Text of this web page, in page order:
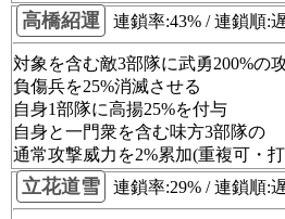
高橋紹運 連鎖率:43% / 連鎖順:
対象を含む敵3部隊に武勇200%の
負傷兵を25%消滅させる
自身1部隊に高揚25%を付与
自身と一門衆を含む味方3部隊の
通常攻撃威力を2%累加(重複可・
立花道雪 連鎖率:29% / 連鎖順: